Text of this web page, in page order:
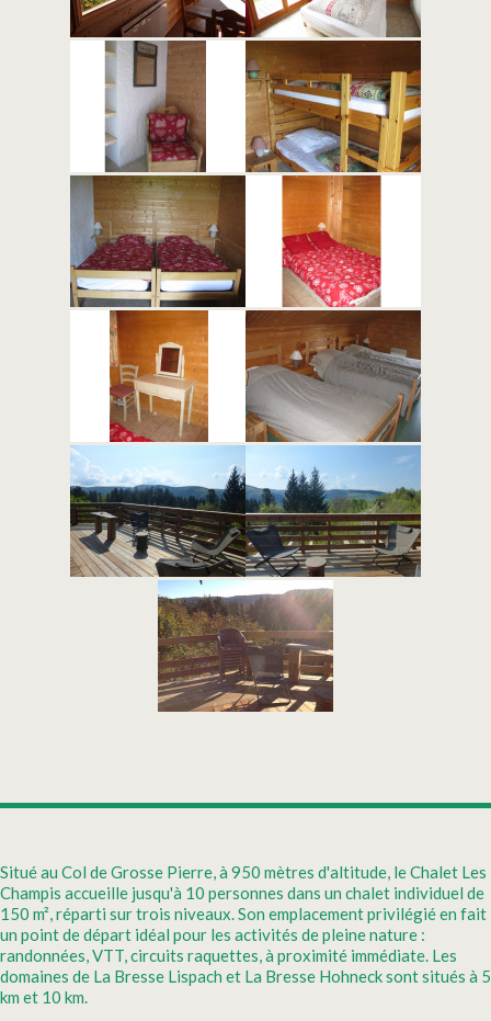
Situé au Col de Grosse Pierre, à 950 mètres d'altitude, le Chalet Les
Champis accueille jusqu'à 10 personnes dans un chalet individuel de
150 m², réparti sur trois niveaux. Son emplacement privilégié en fait
un point de départ idéal pour les activités de pleine nature :
randonnées, VTT, circuits raquettes, à proximité immédiate. Les
domaines de La Bresse Lispach et La Bresse Hohneck sont situés à 5
km et 10 km.